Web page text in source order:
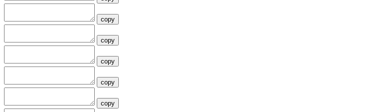
copy
copy
copy
copy
copy